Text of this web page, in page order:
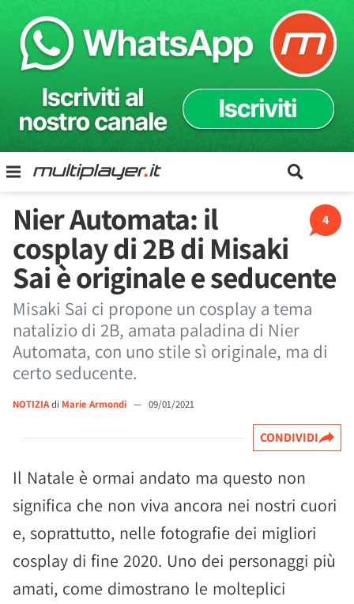
4
Nier Automata: il
cosplay di 2B di Misaki
Sai è originale e seducente
Misaki Sai ci propone un cosplay a tema
natalizio di 2B, amata paladina di Nier
Automata, con uno stile sì originale, ma di
certo seducente.
NOTIZIAdi Marie Armondi — 09/01/2021
CONDIVIDI
Il Natale è ormai andato ma questo non
significa che non viva ancora nei nostri cuori
e, soprattutto, nelle fotografie dei migliori
cosplay di fine 2020. Uno dei personaggi più
amati, come dimostrano le molteplici